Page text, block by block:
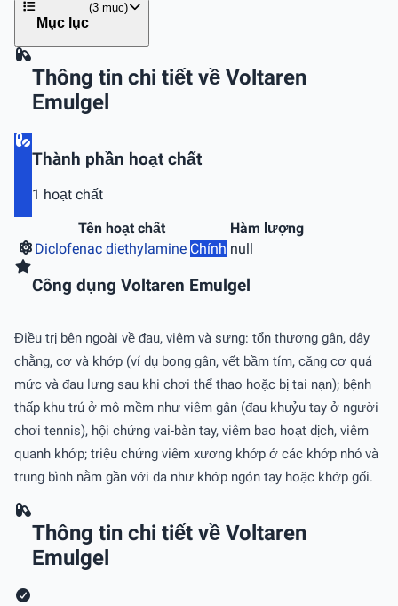
Mục lục
(3 mục)
Thông tin chi tiết về Voltaren
Emulgel
Thành phần hoạt chất
1 hoạt chất
Tên hoạt chất
Hàm lượng
Diclofenac diethylamine Chính null
Công dụng Voltaren Emulgel
Điều trị bên ngoài về đau, viêm và sưng: tổn thương gân, dây
chằng, cơ và khớp (ví dụ bong gân, vết bầm tím, căng cơ quá
mức và đau lưng sau khi chơi thể thao hoặc bị tai nạn); bệnh
thấp khu trú ở mô mềm như viêm gân (đau khuỷu tay ở người
chơi tennis), hội chứng vai-bàn tay, viêm bao hoạt dịch, viêm
quanh khớp; triệu chứng viêm xương khớp ở các khớp nhỏ và
trung bình nằm gần với da như khớp ngón tay hoặc khớp gối.
Thông tin chi tiết về Voltaren
Emulgel